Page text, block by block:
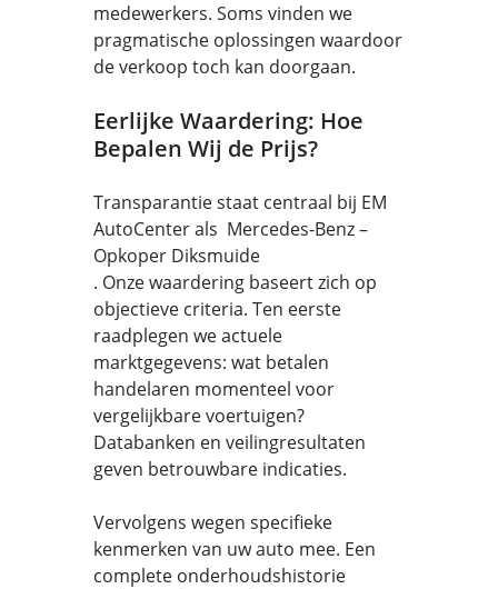
medewerkers. Soms vinden we
pragmatische oplossingen waardoor
de verkoop toch kan doorgaan.
Eerlijke Waardering: Hoe
Bepalen Wij de Prijs?
Transparantie staat centraal bij EM
AutoCenter als Mercedes-Benz –
Opkoper Diksmuide
. Onze waardering baseert zich op
objectieve criteria. Ten eerste
raadplegen we actuele
marktgegevens: wat betalen
handelaren momenteel voor
vergelijkbare voertuigen?
Databanken en veilingresultaten
geven betrouwbare indicaties.
Vervolgens wegen specifieke
kenmerken van uw auto mee. Een
complete onderhoudshistorie